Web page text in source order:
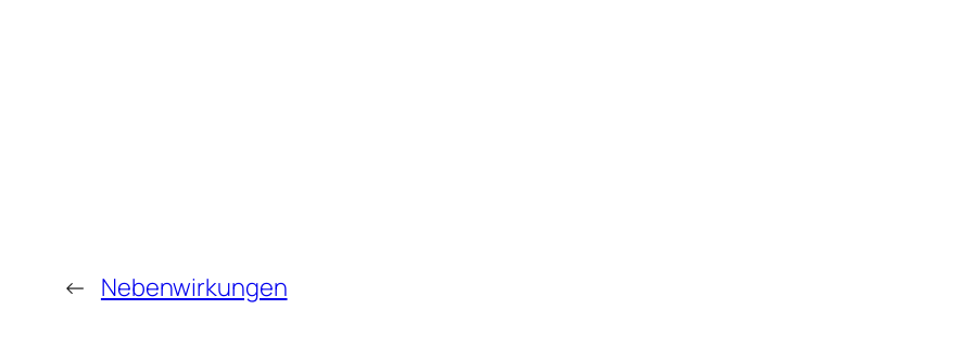
← Nebenwirkungen